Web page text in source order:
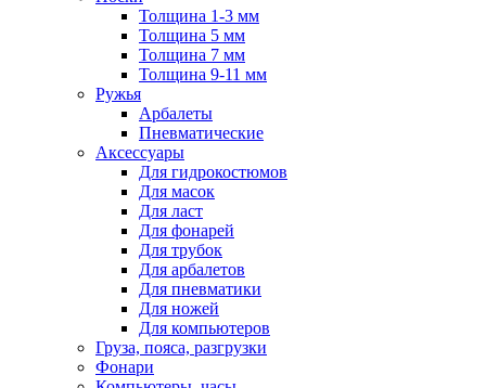
Толщина 1-3 мм
Толщина 5 мм
Толщина 7 мм
Толщина 9-11 мм
Ружья
Арбалеты
Пневматические
Аксессуары
Для гидрокостюмов
Для масок
Для ласт
Для фонарей
Для трубок
Для арбалетов
Для пневматики
Для ножей
Для компьютеров
Груза, пояса, разгрузки
Фонари